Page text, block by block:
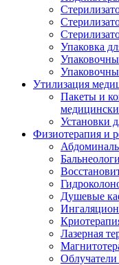
Упаковка
Утилизация
Пакеты и
Установки
Физиотерапия и
Душевые
Лазерная
Облучатели